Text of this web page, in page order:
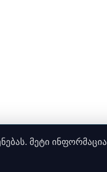
მეტი ინფორმაცია